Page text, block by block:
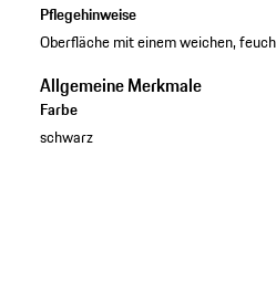
Pflegehinweise
Oberfläche mit einem weichen,
Allgemeine Merkmale
Farbe
schwarz